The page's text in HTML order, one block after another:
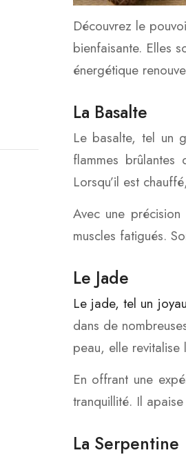
Découvrez le
bienfaisante. Elles
énergétique
La Basalte
Le basalte, tel un
flammes
Lorsqu’il est
Avec une
muscles fatigués.
Le Jade
Le jade, tel un
dans de
peau, elle revitalise
En offrant une
tranquillité. Il
La Serpentine